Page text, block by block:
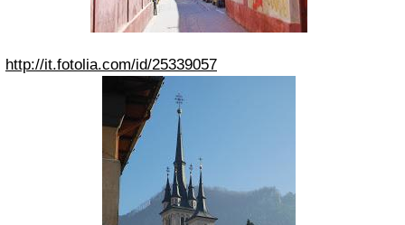
http://it.fotolia.com/id/25339057